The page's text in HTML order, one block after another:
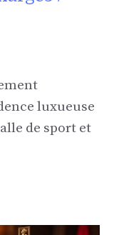
luxueuse
de sport et